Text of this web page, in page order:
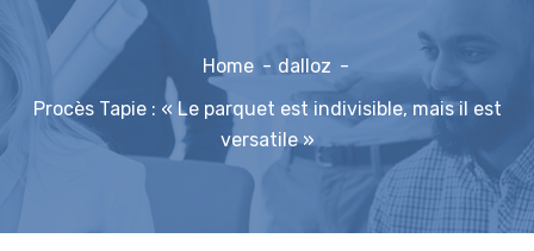
Home
dalloz
Procès Tapie : « Le parquet est indivisible, mais il est
versatile »